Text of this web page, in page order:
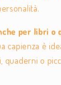
per libri o
capienza è
quaderni o